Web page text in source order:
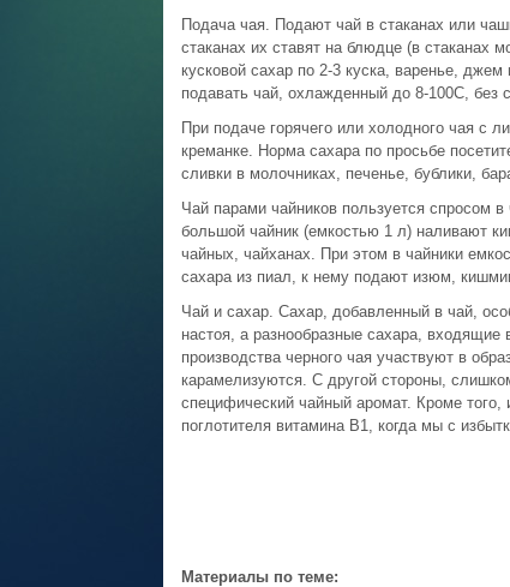
Подача чая. Подают чай в стаканах или
стаканах их ставят на блюдце (в стаканах
кусковой сахар по 2-3 куска, варенье,
подавать чай, охлажденный до 8-100С, без
При подаче горячего или холодного чая с
креманке. Норма сахара по просьбе
сливки в молочниках, печенье, бублики,
Чай парами чайников пользуется спросом
большой чайник (емкостью 1 л) наливают
чайных, чайханах. При этом в чайники
сахара из пиал, к нему подают изюм,
Чай и сахар. Сахар, добавленный в чай,
настоя, а разнообразные сахара, входящие
производства черного чая участвуют в
карамелизуются. С другой стороны,
специфический чайный аромат. Кроме того,
поглотителя витамина В1, когда мы с
Материалы по теме: